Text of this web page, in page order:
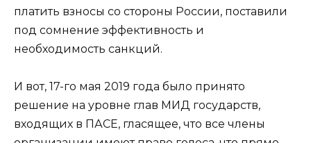
платить взносы со стороны России, поставили
под сомнение эффективность и
необходимость санкций.
И вот, 17-го мая 2019 года было принято
решение на уровне глав МИД государств,
входящих в ПАСЕ, гласящее, что все члены